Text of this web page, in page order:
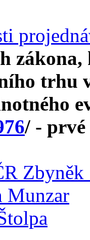
zákona,
trhu
/ - prvé
Zbyněk
Munzar